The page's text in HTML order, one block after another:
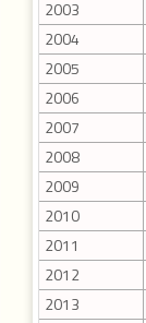
2003
2004
2005
2006
2007
2008
2009
2010
2011
2012
2013